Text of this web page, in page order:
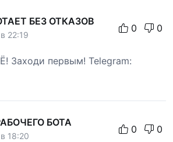
БЕЗ ОТКАЗОВ
22:19
0 0
Заходи первым! Telegram:
БОТА
18:20
0 0